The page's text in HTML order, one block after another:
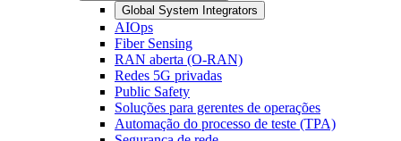
Global System Integrators
AIOps
Fiber Sensing
RAN aberta (O-RAN)
Redes 5G privadas
Public Safety
Soluções para gerentes de operações
Automação do processo de teste (TPA)